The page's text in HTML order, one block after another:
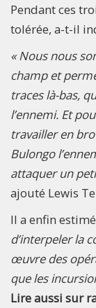
Pendant ces
tolérée, a-t-il
« Nous nous
champ et
traces là-bas,
l’ennemi. Et
travailler en
Bulongo
attaquer un
ajouté Lewis
Il a enfin
d’interpeler la
œuvre des
que les
Lire aussi sur